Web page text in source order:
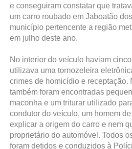
e conseguiram constatar que
um carro roubado em Jaboatão
município pertencente a região
em julho deste ano.
No interior do veículo haviam
utilizava uma tornozeleira
crimes de homicídio e receptação.
também foram encontradas
maconha e um triturar utilizado
condutor do veículo, um homem
explicar a origem do carro e nem
proprietário do automóvel. Todos
foram detidos e conduzidos à